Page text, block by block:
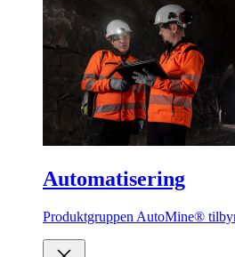
Automatisering
Produktgruppen AutoMine®